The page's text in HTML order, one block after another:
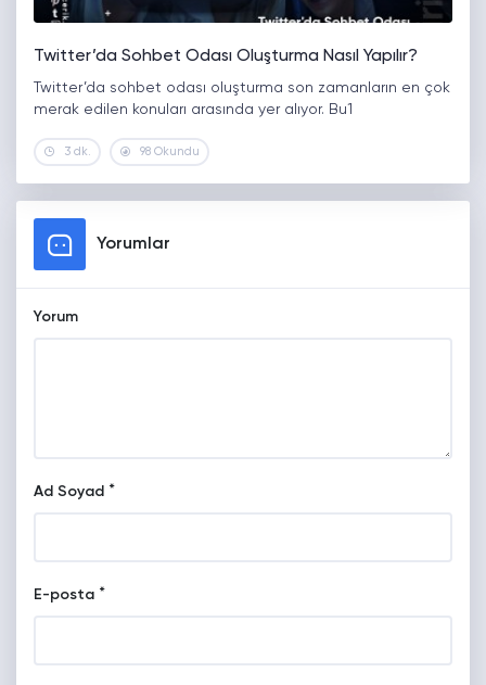
Twitter’da Sohbet Odası Oluşturma Nasıl Yapılır?
Twitter’da sohbet odası oluşturma son zamanların en çok
merak edilen konuları arasında yer alıyor. Bu1
3 dk. 98 Okundu
Yorumlar
Yorum
Ad Soyad *
E-posta *